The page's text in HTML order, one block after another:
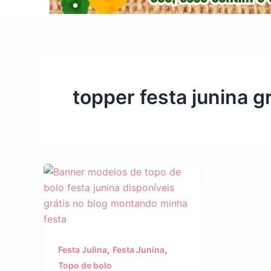
topper festa junina
Festa Julina, Festa Junina,
Topo de bolo